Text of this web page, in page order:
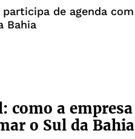
de agenda com
Bahia
como a empresa
o Sul da Bahia